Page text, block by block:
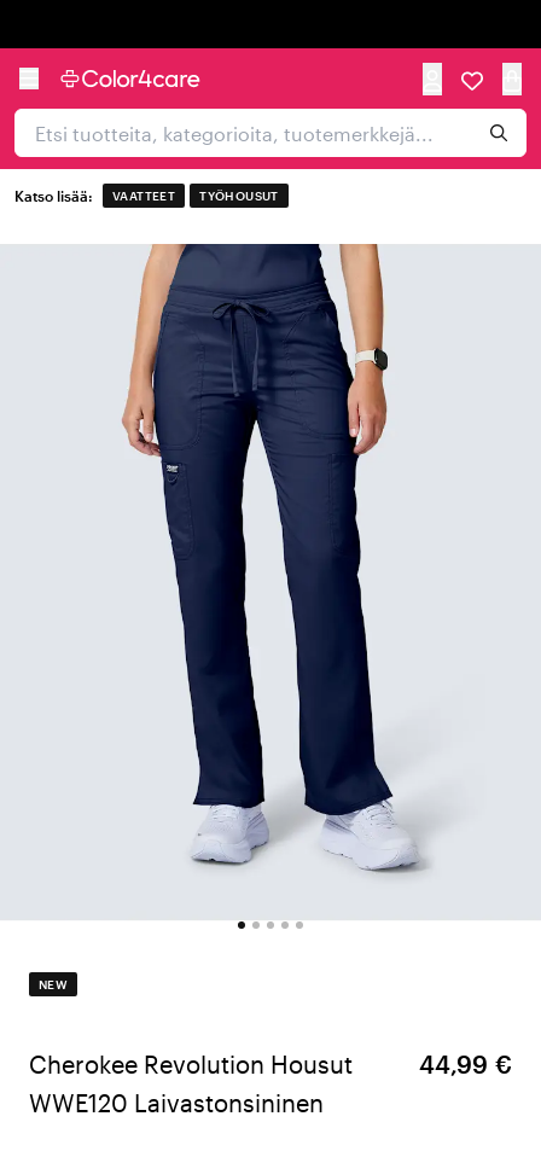
Katso lisää: VAATTEET TYÖHOUSUT
NEW
Cherokee Revolution Housut
WWE120 Laivastonsininen
44,99 €